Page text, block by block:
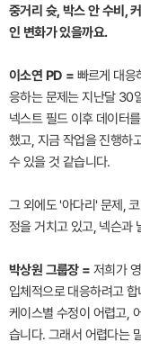
중거리 슛, 박스 안 수비,
인 변화가 있을까요.
이소연 PD = 빠르게 대응
응하는 문제는 지난달 30
넥스트 필드 이후 데이터
했고, 지금 작업을 진행하
수 있을 것 같습니다.
그 외에도 '아다리' 문제,
정을 거치고 있고, 넥슨과
박상원 그룹장 = 저희가
입체적으로 대응하려고
케이스별 수정이 어렵고,
습니다. 그래서 어렵다는